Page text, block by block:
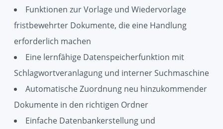
Funktionen zur Vorlage und Wiedervorlage
fristbewehrter Dokumente, die eine Handlung
erforderlich machen
Eine lernfähige Datenspeicherfunktion mit
Schlagwortveranlagung und interner Suchmaschine
Automatische Zuordnung neu hinzukommender
Dokumente in den richtigen Ordner
Einfache Datenbankerstellung und